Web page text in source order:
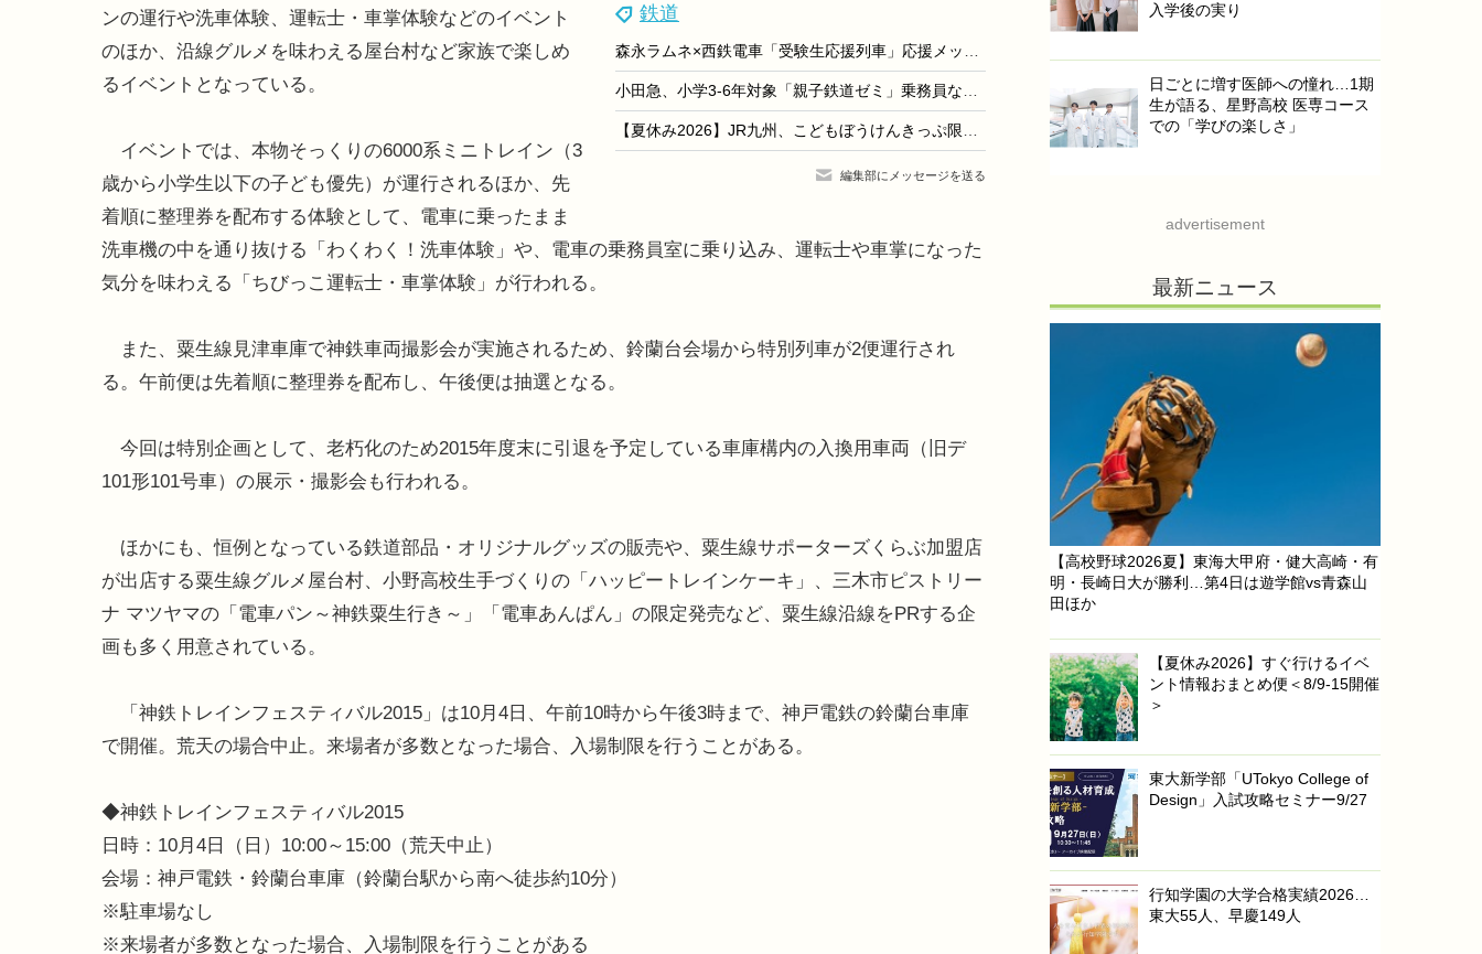
鉄道
森永ラムネ×西鉄電車「受験生応援列車」応援メッセージ8/12より募集
小田急、小学3-6年対象「親子鉄道ゼミ」乗務員など体験
【夏休み2026】JR九州、こどもぼうけんきっぷ限定スタンプラリー8/31まで
編集部にメッセージを送る
ンの運行や洗車体験、運転士・車掌体験などのイベント
のほか、沿線グルメを味わえる屋台村など家族で楽しめ
るイベントとなっている。
イベントでは、本物そっくりの6000系ミニトレイン（3
歳から小学生以下の子ども優先）が運行されるほか、先
着順に整理券を配布する体験として、電車に乗ったまま
洗車機の中を通り抜ける「わくわく！洗車体験」や、電車の乗務員室に乗り込み、運転士や車掌になった
気分を味わえる「ちびっこ運転士・車掌体験」が行われる。
また、粟生線見津車庫で神鉄車両撮影会が実施されるため、鈴蘭台会場から特別列車が2便運行され
る。午前便は先着順に整理券を配布し、午後便は抽選となる。
今回は特別企画として、老朽化のため2015年度末に引退を予定している車庫構内の入換用車両（旧デ
101形101号車）の展示・撮影会も行われる。
ほかにも、恒例となっている鉄道部品・オリジナルグッズの販売や、粟生線サポーターズくらぶ加盟店
が出店する粟生線グルメ屋台村、小野高校生手づくりの「ハッピートレインケーキ」、三木市ピストリー
ナ マツヤマの「電車パン～神鉄粟生行き～」「電車あんぱん」の限定発売など、粟生線沿線をPRする企
画も多く用意されている。
「神鉄トレインフェスティバル2015」は10月4日、午前10時から午後3時まで、神戸電鉄の鈴蘭台車庫
で開催。荒天の場合中止。来場者が多数となった場合、入場制限を行うことがある。
◆神鉄トレインフェスティバル2015
日時：10月4日（日）10:00～15:00（荒天中止）
会場：神戸電鉄・鈴蘭台車庫（鈴蘭台駅から南へ徒歩約10分）
※駐車場なし
※来場者が多数となった場合、入場制限を行うことがある
入学後の実り
日ごとに増す医師への憧れ…1期
生が語る、星野高校 医専コース
での「学びの楽しさ」
advertisement
最新ニュース
【高校野球2026夏】東海大甲府・健大高崎・有
明・長崎日大が勝利…第4日は遊学館vs青森山
田ほか
【夏休み2026】すぐ行けるイベ
ント情報おまとめ便＜8/9-15開催
＞
東大新学部「UTokyo College of
Design」入試攻略セミナー9/27
行知学園の大学合格実績2026…
東大55人、早慶149人